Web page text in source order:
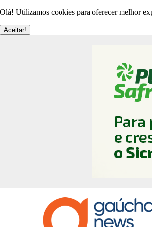
Olá! Utilizamos cookies para oferecer melhor
Aceitar!